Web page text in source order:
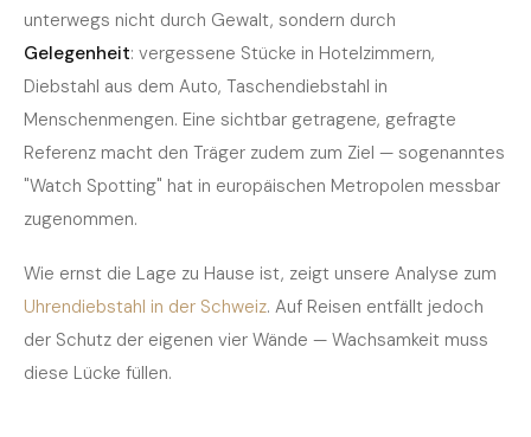
unterwegs nicht durch Gewalt, sondern durch
Gelegenheit: vergessene Stücke in Hotelzimmern,
Diebstahl aus dem Auto, Taschendiebstahl in
Menschenmengen. Eine sichtbar getragene, gefragte
Referenz macht den Träger zudem zum Ziel — sogenanntes
"Watch Spotting" hat in europäischen Metropolen messbar
zugenommen.
Wie ernst die Lage zu Hause ist, zeigt unsere Analyse zum
Uhrendiebstahl in der Schweiz. Auf Reisen entfällt jedoch
der Schutz der eigenen vier Wände — Wachsamkeit muss
diese Lücke füllen.